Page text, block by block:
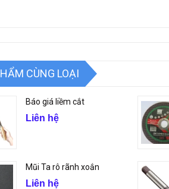
CÙNG LOẠI
Báo giá liềm cắt
Liên hệ
Mũi Ta rô rãnh xoắn
Liên hệ